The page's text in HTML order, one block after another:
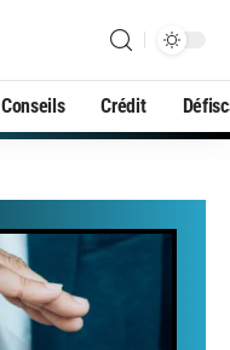
Conseils Crédit